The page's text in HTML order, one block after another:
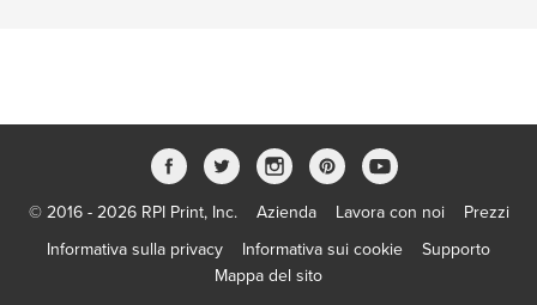
© 2016 - 2026 RPI Print, Inc. Azienda Lavora con noi
Prezzi
Informativa sulla privacy
Informativa sui cookie
Supporto
Mappa del sito